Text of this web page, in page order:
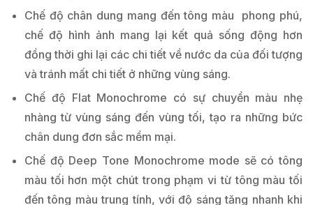
Chế độ chân dung mang đến tông màu phong phú,
chế độ hình ảnh mang lại kết quả sống động hơn
đồng thời ghi lại các chi tiết về nước da của đối tượng
và tránh mất chi tiết ở những vùng sáng.
Chế độ Flat Monochrome có sự chuyển màu nhẹ
nhàng từ vùng sáng đến vùng tối, tạo ra những bức
chân dung đơn sắc mềm mại.
Chế độ Deep Tone Monochrome mode sẽ có tông
màu tối hơn một chút trong phạm vi từ tông màu tối
đến tông màu trung tính, với độ sáng tăng nhanh khi